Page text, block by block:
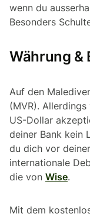
wenn du
Besonders
Währung &
Auf den
(MVR).
US-Dollar
deiner Bank kein
du dich vor
internationale
die von Wise.
Mit dem